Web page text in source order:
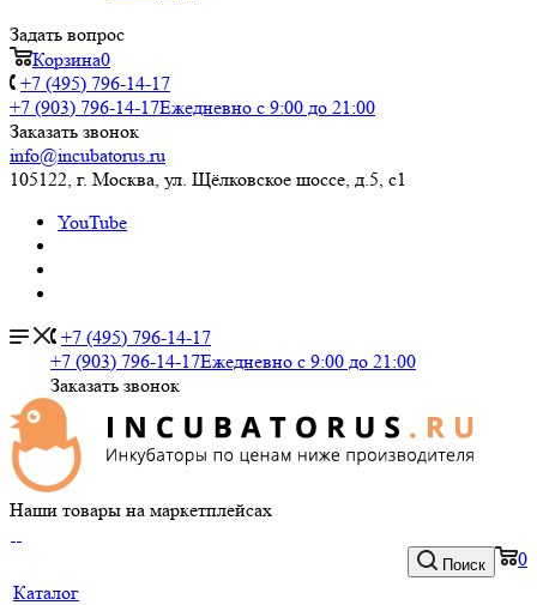
Задать вопрос
Корзина0
+7 (495) 796-14-17
+7 (903) 796-14-17Ежедневно с 9:00 до 21:00
Заказать звонок
info@incubatorus.ru
105122, г. Москва, ул. Щёлковское шоссе, д.5, с1
YouTube
+7 (495) 796-14-17
+7 (903) 796-14-17Ежедневно с 9:00 до 21:00
Заказать звонок
Наши товары на маркетплейсах
0
Поиск
Каталог